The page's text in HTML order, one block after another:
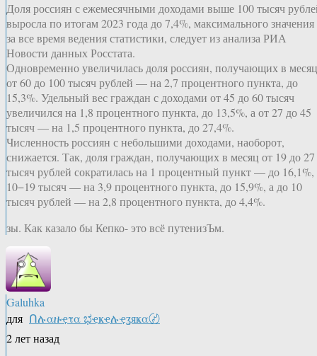
Доля россиян с ежемесячными доходами выше 100 тысяч
выросла по итогам 2023 года до 7,4%, максимального значения
за все время ведения статистики, следует из анализа РИА
Новости данных Росстата.
Одновременно увеличилась доля россиян, получающих в месяц
от 60 до 100 тысяч рублей — на 2,7 процентного пункта, до
15,3%. Удельный вес граждан с доходами от 45 до 60 тысяч
увеличился на 1,8 процентного пункта, до 13,5%, а от 27 до 45
тысяч — на 1,5 процентного пункта, до 27,4%.
Численность россиян с небольшими доходами, наоборот,
снижается. Так, доля граждан, получающих в месяц от 19 до 27
тысяч рублей сократилась на 1 процентный пункт — до 16,1%,
10−19 тысяч — на 3,9 процентного пункта, до 15,9%, а до 10
тысяч рублей — на 2,8 процентного пункта, до 4,4%.
зы. Как казало бы Кепко- это всё путенизЪм.
Galuhka
для Ոሉαዙҿτα ಭҿҝҿሉҿʓяҝα〄
2 лет назад